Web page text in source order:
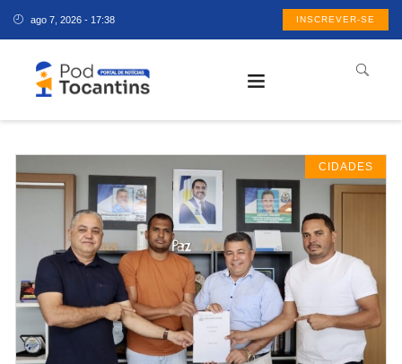
ago 7, 2026 - 17:38 INSCREVER-SE
CIDADES